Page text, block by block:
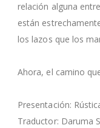
relación alguna
están
los lazos que los
Ahora, el camino
Presentación:
Traductor: Daruma